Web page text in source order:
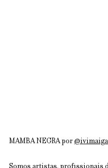
MAMBA NEGRA por